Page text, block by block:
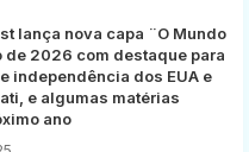
lança nova capa ¨O Mundo
de 2026 com destaque para
independência dos EUA e
e algumas matérias
ano